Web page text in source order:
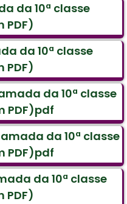
da 10ª classe
PDF)
da 10ª classe
PDF)
da 10ª classe
PDF)pdf
da 10ª classe
PDF)pdf
da 10ª classe
PDF)